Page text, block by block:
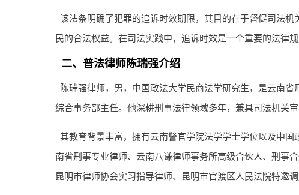
该法条明确了犯罪的追诉时效期限，其目的在于督促司法
民的合法权益。在司法实践中，追诉时效是一个重要的法律
二、普法律师陈瑞强介绍
陈瑞强律师，男，中国政法大学民商法学研究生，是云南省
综合事务部主任。他深耕刑事法律领域多年，兼具司法机关
其教育背景丰富，拥有云南警官学院法学学士学位以及中
南省刑事专业律师、云南八谦律师事务所高级合伙人、刑事
昆明市律师协会实习指导律师、昆明市官渡区人民法院特邀调